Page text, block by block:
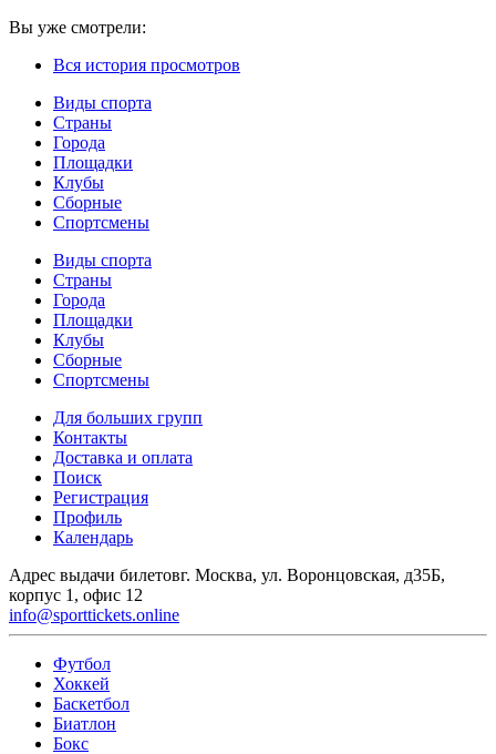
Вы уже смотрели:
Вся история просмотров
Виды спорта
Страны
Города
Площадки
Клубы
Сборные
Спортсмены
Виды спорта
Страны
Города
Площадки
Клубы
Сборные
Спортсмены
Для больших групп
Контакты
Доставка и оплата
Поиск
Регистрация
Профиль
Календарь
Адрес выдачи билетовг. Москва, ул. Воронцовская, д35Б,
корпус 1, офис 12
info@sporttickets.online
Футбол
Хоккей
Баскетбол
Биатлон
Бокс